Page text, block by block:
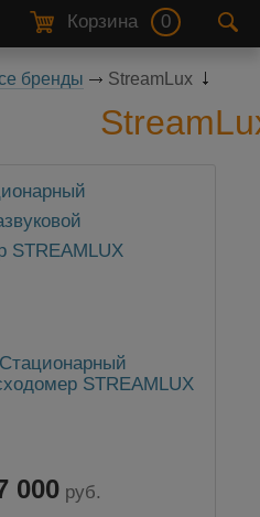
Корзина 0
бренды StreamLux
STREAMLUX
000 руб.